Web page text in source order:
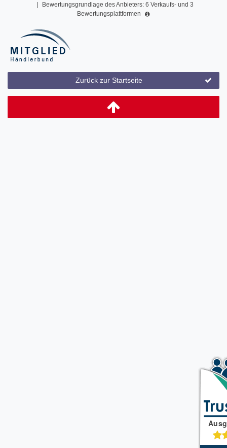
Bewertungsgrundlage des Anbieters: 6 Verkaufs- und 3
Bewertungsplattformen
Zurück zur Startseite